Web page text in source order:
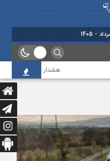
هشدار به دولت درباره